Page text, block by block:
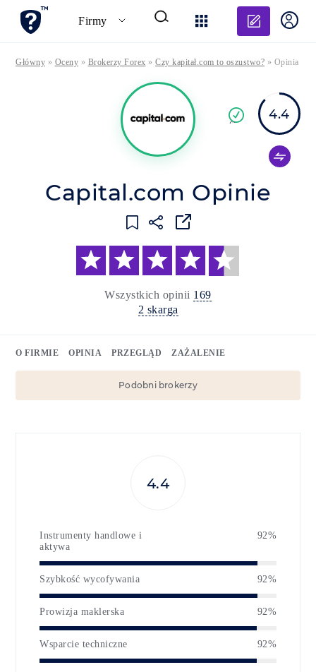
Firmy
Dodaj
Główny » Oceny » Brokerzy Forex » Czy kapitał.com to oszustwo? » Opinia
Capital.com Opinie
Wszystkich opinii 169
2 skarga
4.4
firma
O FIRMIE OPINIA PRZEGLĄD ZAŻALENIE
Podobni brokerzy
Instrumenty handlowe i
aktywa
92%
Szybkość wycofywania 92%
Prowizja maklerska 92%
Wsparcie techniczne 92%
4.4